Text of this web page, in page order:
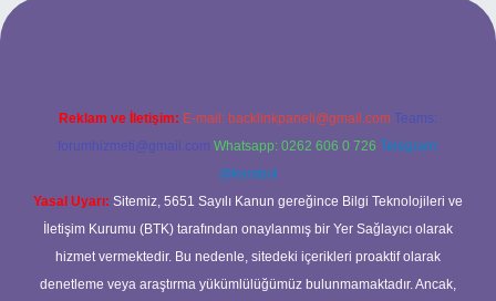
bahis sitesi
Reklam ve İletişim: E-mail: backlinkpaneli@gmail.com Teams:
forumhizmeti@gmail.com Whatsapp: 0262 606 0 726 Telegram:
@karabul
Yasal Uyarı: Sitemiz, 5651 Sayılı Kanun gereğince Bilgi Teknolojileri ve
İletişim Kurumu (BTK) tarafından onaylanmış bir Yer Sağlayıcı olarak
hizmet vermektedir. Bu nedenle, sitedeki içerikleri proaktif olarak
denetleme veya araştırma yükümlülüğümüz bulunmamaktadır. Ancak,